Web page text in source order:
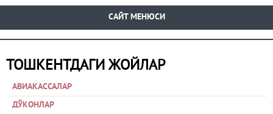
CАЙТ МЕНЮСИ
ТОШКЕНТДАГИ ЖОЙЛАР
АВИАКАССАЛАР
ДЎКОНЛАР